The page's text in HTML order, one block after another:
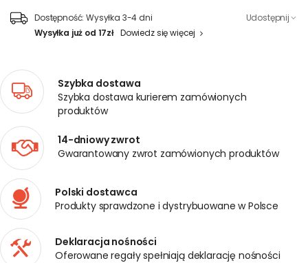
Dostępność: Wysyłka 3-4 dni
Wysyłka już od 17zł Dowiedz się więcej
Udostępnij
Szybka dostawa
Szybka dostawa kurierem zamówionych
produktów
14-dniowy zwrot
Gwarantowany zwrot zamówionych produktów
Polski dostawca
Produkty sprawdzone i dystrybuowane w Polsce
Deklaracja nośności
Oferowane regały spełniają deklarację nośności